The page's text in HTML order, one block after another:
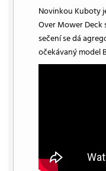
Novinkou Kuboty
Over Mower Deck
sečení se dá
očekávaný model